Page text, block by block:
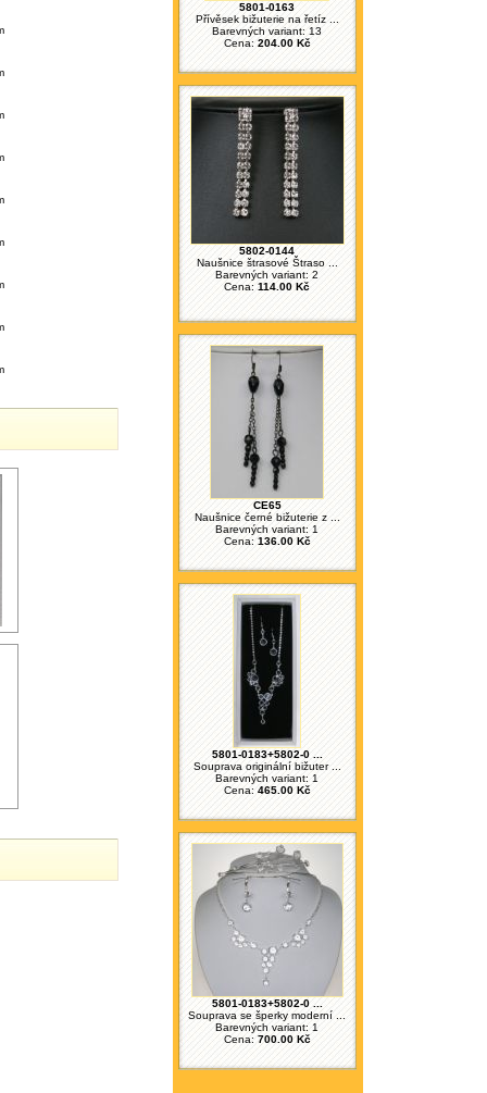
5801-0163
Přívěsek bižuterie na řetíz ...
Barevných variant: 13
Cena: 204.00 Kč
5802-0144
Naušnice štrasové Štraso ...
Barevných variant: 2
Cena: 114.00 Kč
CE65
Naušnice černé bižuterie z ...
Barevných variant: 1
Cena: 136.00 Kč
5801-0183+5802-0 ...
Souprava originální bižuter ...
Barevných variant: 1
Cena: 465.00 Kč
5801-0183+5802-0 ...
Souprava se šperky moderní ...
Barevných variant: 1
Cena: 700.00 Kč